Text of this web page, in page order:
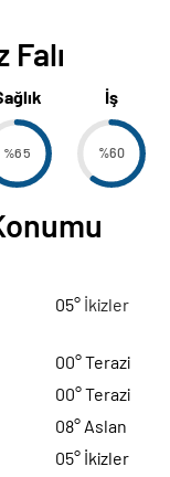
Falı
%65
İş
%60
05° İkizler
00° Terazi
00° Terazi
08° Aslan
05° İkizler